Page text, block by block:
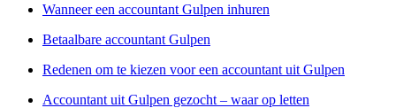
Wanneer een accountant Gulpen inhuren
Betaalbare accountant Gulpen
Redenen om te kiezen voor een accountant uit Gulpen
Accountant uit Gulpen gezocht – waar op letten